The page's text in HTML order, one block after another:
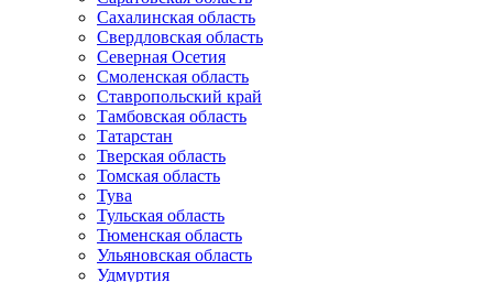
Сахалинская область
Свердловская область
Северная Осетия
Смоленская область
Ставропольский край
Тамбовская область
Татарстан
Тверская область
Томская область
Тува
Тульская область
Тюменская область
Ульяновская область
Удмуртия